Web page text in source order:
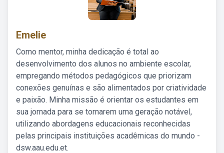
Emelie
Como mentor, minha dedicação é total ao
desenvolvimento dos alunos no ambiente escolar,
empregando métodos pedagógicos que priorizam
conexões genuínas e são alimentados por criatividade
e paixão. Minha missão é orientar os estudantes em
sua jornada para se tornarem uma geração notável,
utilizando abordagens educacionais reconhecidas
pelas principais instituições acadêmicas do mundo -
dsw.aau.edu.et.